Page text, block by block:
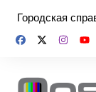
содержимому
Городская